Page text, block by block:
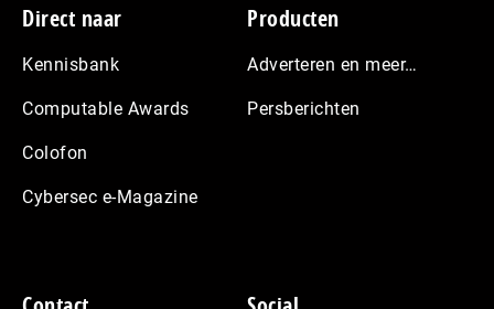
Footer
Direct naar
Kennisbank
Computable Awards
Colofon
Cybersec e-Magazine
Producten
Adverteren en meer…
Persberichten